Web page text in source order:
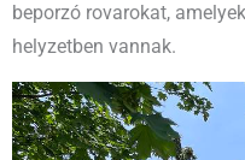
beporzó rovarokat,
helyzetben vannak.